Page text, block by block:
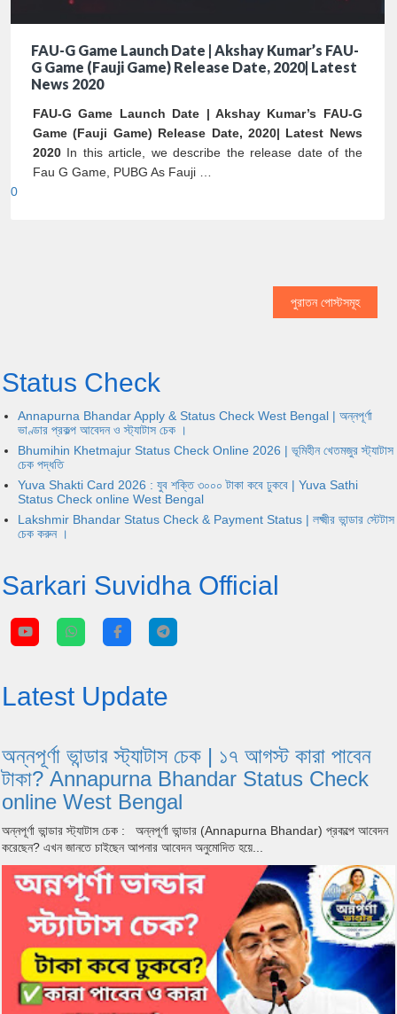
FAU-G Game Launch Date | Akshay Kumar’s FAU-
G Game (Fauji Game) Release Date, 2020| Latest
News 2020
FAU-G Game Launch Date | Akshay Kumar’s FAU-G
Game (Fauji Game) Release Date, 2020| Latest News
2020 In this article, we describe the release date of the
Fau G Game, PUBG As Fauji …
0
পুরাতন পোস্টসমূহ
Status Check
Annapurna Bhandar Apply & Status Check West Bengal | অন্নপূর্ণা
ভাণ্ডার প্রকল্প আবেদন ও স্ট্যাটাস চেক ।
Bhumihin Khetmajur Status Check Online 2026 | ভূমিহীন খেতমজুর স্ট্যাটাস
চেক পদ্ধতি
Yuva Shakti Card 2026 : যুব শক্তি ৩০০০ টাকা কবে ঢুকবে | Yuva Sathi
Status Check online West Bengal
Lakshmir Bhandar Status Check & Payment Status | লক্ষ্মীর ভান্ডার স্টেটাস
চেক করুন ।
Sarkari Suvidha Official
Latest Update
অন্নপূর্ণা ভান্ডার স্ট্যাটাস চেক | ১৭ আগস্ট কারা পাবেন
টাকা? Annapurna Bhandar Status Check
online West Bengal
অন্নপূর্ণা ভান্ডার স্ট্যাটাস চেক : অন্নপূর্ণা ভান্ডার (Annapurna Bhandar) প্রকল্পে আবেদন
করেছেন? এখন জানতে চাইছেন আপনার আবেদন অনুমোদিত হয়ে...